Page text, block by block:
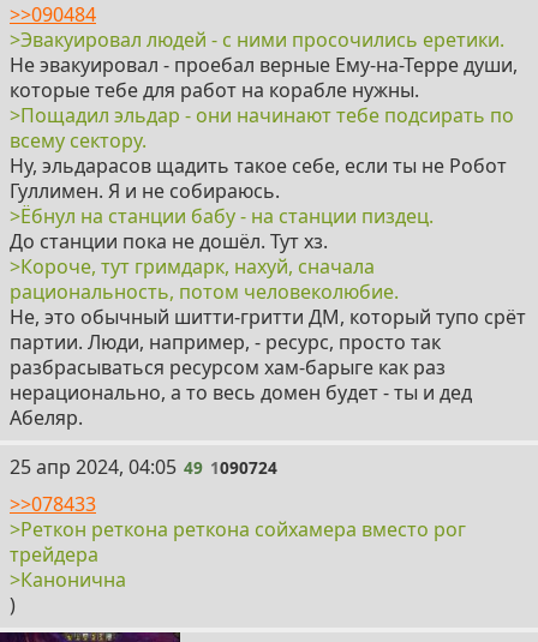
>>090484
>Эвакуировал людей - с ними просочились еретики.
Не эвакуировал - проебал верные Ему-на-Терре души,
которые тебе для работ на корабле нужны.
>Пощадил эльдар - они начинают тебе подсирать по
всему сектору.
Ну, эльдарасов щадить такое себе, если ты не Робот
Гуллимен. Я и не собираюсь.
>Ёбнул на станции бабу - на станции пиздец.
До станции пока не дошёл. Тут хз.
>Короче, тут гримдарк, нахуй, сначала
рациональность, потом человеколюбие.
Не, это обычный шитти-гритти ДМ, который тупо срёт
партии. Люди, например, - ресурс, просто так
разбрасываться ресурсом хам-барыге как раз
нерационально, а то весь домен будет - ты и дед
Абеляр.
49
25 апр 2024, 04:05 49 1090724
>>078433
>Реткон реткона реткона сойхамера вместо рог
трейдера
>Канонична
)